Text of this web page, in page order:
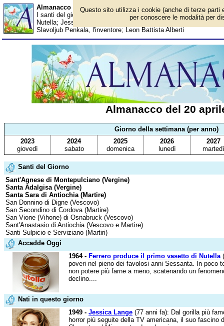
Almanacco del 20 aprile - Santi del giorno
I santi del giorno, eventi storici, successi sportivi, anniversari
Nutella; Jessica Lange; Joan Miró; Andrea Agostinelli; In
Slavoljub Penkala, l'inventore; Leon Battista Alberti
Almanacco del 20
Giorno della settimana (per anno)
2023
giovedì
2024
sabato
2025
domenica
2026
lunedì
2027
martedì
Santi del Giorno
Sant'Agnese di Montepulciano (Vergine)
Santa Adalgisa (Vergine)
Santa Sara di Antiochia (Martire)
San Donnino di Digne (Vescovo)
San Secondino di Cordova (Martire)
San Vione (Vihone) di Osnabruck (Vescovo)
Sant'Anastasio di Antiochia (Vescovo e Martire)
Santi Sulpicio e Serviziano (Martiri)
Accadde Oggi
1964 - Ferrero produce il primo vasetto di Nutella
poveri nel pieno dei favolosi anni Sessanta. In poco
non potere più farne a meno, scatenando un
declino....
Nati in questo giorno
1949 - Jessica Lange (77 anni fa): Dal gorilla più
horror più seguite della TV americana, il suo fascino
Questo sito utilizza i cookie (anche di terze parti
per conoscere le modalità per